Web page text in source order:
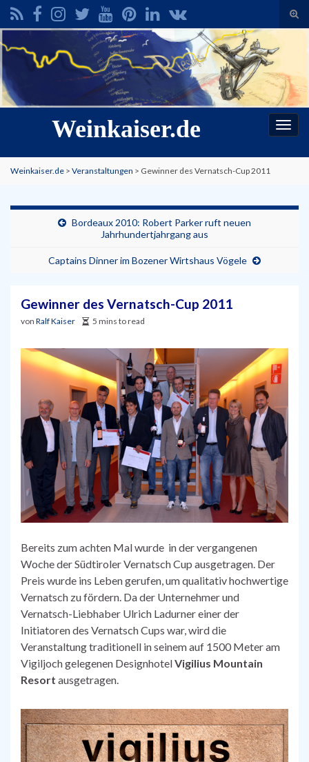
Search for:
Weinkaiser.de
Weinkaiser.de > Veranstaltungen > Gewinner des Vernatsch-Cup 2011
Bordeaux 2010: Robert Parker ruft neuen
Jahrhundertjahrgang aus
Captains Dinner im Bozener Wirtshaus Vögele
Gewinner des Vernatsch-Cup 2011
von Ralf Kaiser 5 mins to read
Bereits zum achten Mal wurde in der vergangenen
Woche der Südtiroler Vernatsch Cup ausgetragen. Der
Preis wurde ins Leben gerufen, um qualitativ hochwertige
Vernatsch zu fördern. Da der Unternehmer und
Vernatsch-Liebhaber Ulrich Ladurner einer der
Initiatoren des Vernatsch Cups war, wird die
Veranstaltung traditionell in seinem auf 1500 Meter am
Vigiljoch gelegenen DesignhotelVigilius Mountain
Resort ausgetragen.